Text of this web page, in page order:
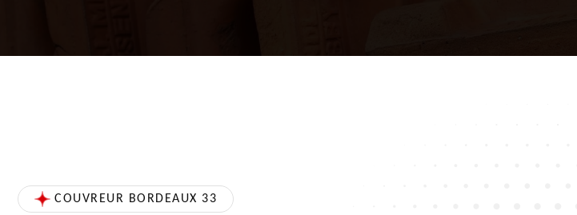
COUVREUR BORDEAUX 33